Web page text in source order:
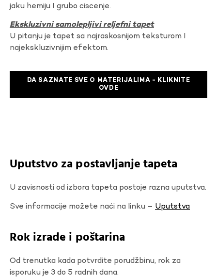
jaku hemiju I grubo ciscenje.
Ekskluzivni samolepljivi reljefni tapet
U pitanju je tapet sa najraskosnijom teksturom I
najekskluzivnijim efektom.
DA SAZNATE SVE O MATERIJALIMA - KLIKNITE
OVDE
Uputstvo za postavljanje tapeta
U zavisnosti od izbora tapeta postoje razna uputstva.
Sve informacije možete naći na linku – Uputstva
Rok izrade i poštarina
Od trenutka kada potvrdite porudžbinu, rok za
isporuku je 3 do 5 radnih dana.